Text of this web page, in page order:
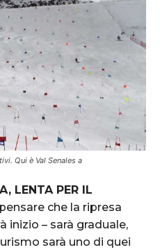
Qui è Val Senales a
LENTA PER IL
che la ripresa
inizio – sarà graduale,
sarà uno di quei